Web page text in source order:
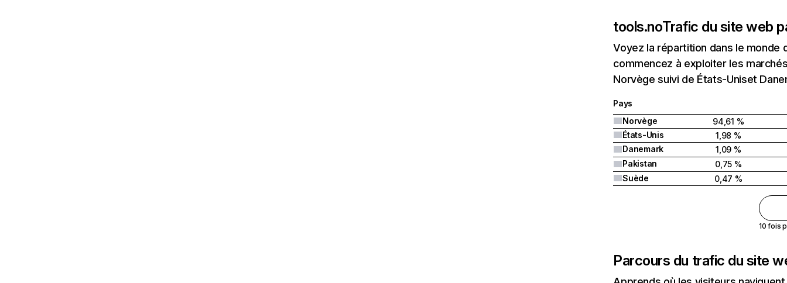
tools.noTrafic du site web
Voyez la répartition dans le
commencez à exploiter les
Norvège suivi de États-Uniset
Pays
Norvège
94,61 %
États-Unis
1,98 %
Danemark
1,09 %
Pakistan
0,75 %
Suède
0,47 %
10 fois
Parcours du trafic du site